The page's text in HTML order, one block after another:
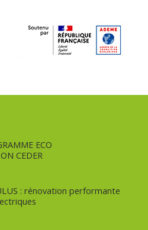
ECO
CEDER
: rénovation performante